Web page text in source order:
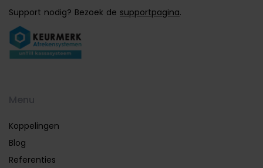
Support nodig? Bezoek de supportpagina.
Koppelingen
Blog
Referenties